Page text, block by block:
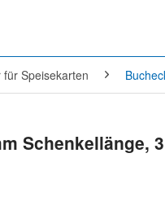
Speisekarten
Schenkellänge,